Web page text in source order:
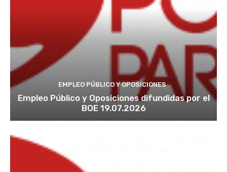
EMPLEO PÚBLICO Y OPOSICIONES
Empleo Público y Oposiciones difundidas por el
BOE 19.07.2026